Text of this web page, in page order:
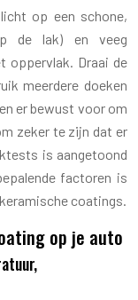
op een schone,
de lak) en veeg
oppervlak. Draai de
meerdere doeken
er bewust voor om
zeker te zijn dat er
is aangetoond
factoren is
coatings.
op je auto